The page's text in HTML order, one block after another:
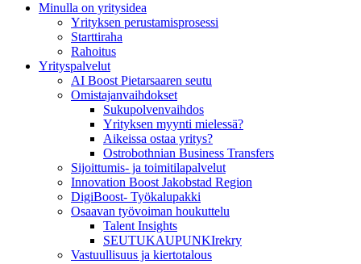
Minulla on yritysidea
Yrityksen perustamisprosessi
Starttiraha
Rahoitus
Yrityspalvelut
AI Boost Pietarsaaren seutu
Omistajanvaihdokset
Sukupolvenvaihdos
Yrityksen myynti mielessä?
Aikeissa ostaa yritys?
Ostrobothnian Business Transfers
Sijoittumis- ja toimitilapalvelut
Innovation Boost Jakobstad Region
DigiBoost- Työkalupakki
Osaavan työvoiman houkuttelu
Talent Insights
SEUTUKAUPUNKIrekry
Vastuullisuus ja kiertotalous